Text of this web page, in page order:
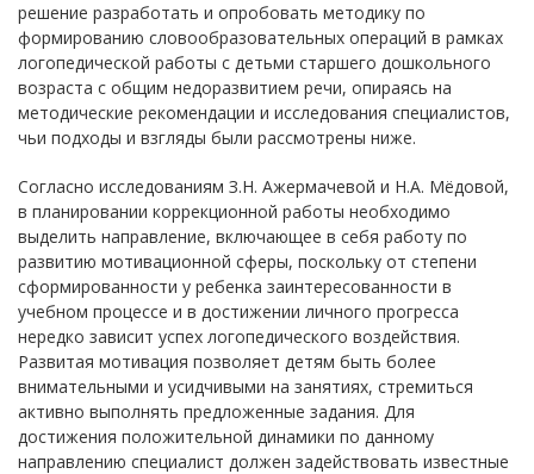
решение разработать и опробовать методику по
формированию словообразовательных операций в рамках
логопедической работы с детьми старшего дошкольного
возраста с общим недоразвитием речи, опираясь на
методические рекомендации и исследования специалистов,
чьи подходы и взгляды были рассмотрены ниже.
Согласно исследованиям З.Н. Ажермачевой и Н.А. Мёдовой,
в планировании коррекционной работы необходимо
выделить направление, включающее в себя работу по
развитию мотивационной сферы, поскольку от степени
сформированности у ребенка заинтересованности в
учебном процессе и в достижении личного прогресса
нередко зависит успех логопедического воздействия.
Развитая мотивация позволяет детям быть более
внимательными и усидчивыми на занятиях, стремиться
активно выполнять предложенные задания. Для
достижения положительной динамики по данному
направлению специалист должен задействовать известные